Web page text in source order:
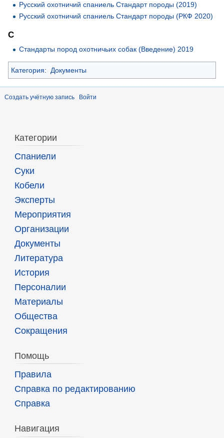
Русский охотничий спаниель Стандарт породы (2019)
Русский охотничий спаниель Стандарт породы (РКФ 2020)
С
Стандарты пород охотничьих собак (Введение) 2019
Категория: Документы
Создать учётную запись Войти
Категории
Спаниели
Суки
Кобели
Эксперты
Мероприятия
Организации
Документы
Литература
История
Персоналии
Материалы
Общества
Сокращения
Помощь
Правила
Справка по редактированию
Справка
Навигация